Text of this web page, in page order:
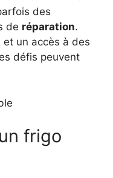
des
de réparation.
un accès à des
défis peuvent
frigo